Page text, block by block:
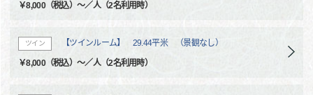
￥8,000（税込）～／人（2名利用時）
ツイン 【ツインルーム】 29.44平米 （景観なし）
￥8,000（税込）～／人（2名利用時）